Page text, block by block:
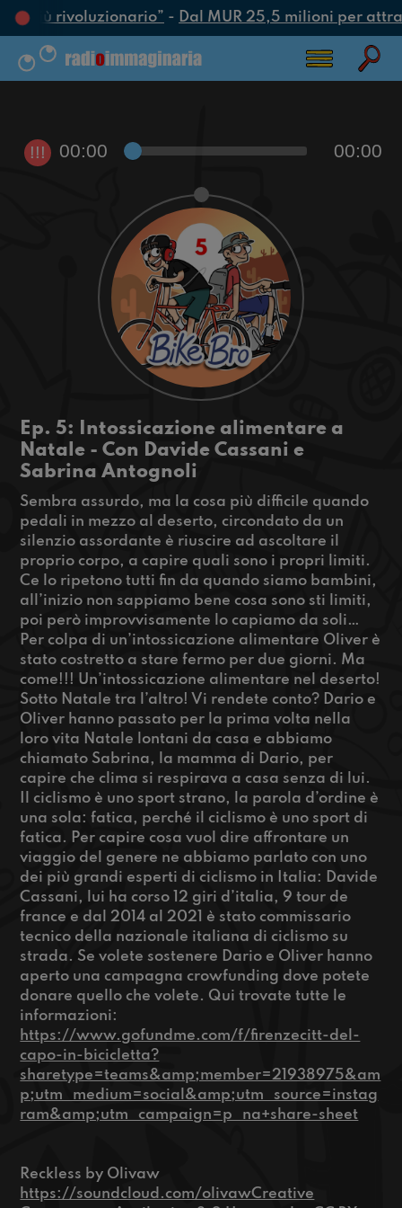
più rivoluzionario”-Dal MUR 25,5 milioni per
!!! 00:00 00:00
Ep. 5: Intossicazione alimentare a
Natale - Con Davide Cassani e
Sabrina Antognoli
Sembra assurdo, ma la cosa più difficile quando
pedali in mezzo al deserto, circondato da un
silenzio assordante è riuscire ad ascoltare il
proprio corpo, a capire quali sono i propri limiti.
Ce lo ripetono tutti fin da quando siamo bambini,
all’inizio non sappiamo bene cosa sono sti limiti,
poi però improvvisamente lo capiamo da soli…
Per colpa di un’intossicazione alimentare Oliver è
stato costretto a stare fermo per due giorni. Ma
come!!! Un’intossicazione alimentare nel deserto!
Sotto Natale tra l’altro! Vi rendete conto? Dario e
Oliver hanno passato per la prima volta nella
loro vita Natale lontani da casa e abbiamo
chiamato Sabrina, la mamma di Dario, per
capire che clima si respirava a casa senza di lui.
Il ciclismo è uno sport strano, la parola d’ordine è
una sola: fatica, perché il ciclismo è uno sport di
fatica. Per capire cosa vuol dire affrontare un
viaggio del genere ne abbiamo parlato con uno
dei più grandi esperti di ciclismo in Italia: Davide
Cassani, lui ha corso 12 giri d’italia, 9 tour de
france e dal 2014 al 2021 è stato commissario
tecnico della nazionale italiana di ciclismo su
strada. Se volete sostenere Dario e Oliver hanno
aperto una campagna crowfunding dove potete
donare quello che volete. Qui trovate tutte le
informazioni:
https://www.gofundme.com/f/firenzecitt-del-
capo-in-bicicletta?
sharetype=teams&amp;member=21938975&am
p;utm_medium=social&amp;utm_source=instag
ram&amp;utm_campaign=p_na+share-sheet
Reckless by Olivaw
https://soundcloud.com/olivawCreative